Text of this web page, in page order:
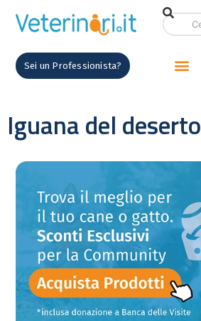
Sei un Professionista?
Iguana del deserto